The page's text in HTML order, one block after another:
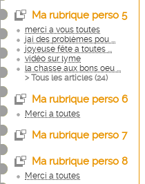
Ma rubrique perso 5
merci a vous toutes
jai des problèmes pou ...
joyeuse fête a toutes ...
vidéo sur lyme
la chasse aux bons oeu ...
> Tous les articles (24)
Ma rubrique perso 6
Merci a toutes
Ma rubrique perso 7
Ma rubrique perso 8
Merci a toutes